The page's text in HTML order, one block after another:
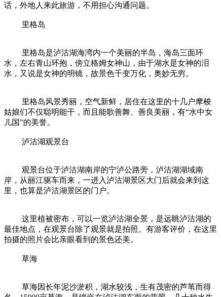
话，外地人来此旅游，不用担心沟通问题。
里格岛
里格岛是泸沽湖海湾内一个美丽的半岛，海岛三面环
水，左右青山环抱，傍立格姆女神山，由于湖水是女神的泪
水，又说是女神的明镜，故景色千变万化，奥妙无穷。
里格岛风景秀丽，空气新鲜，居住在这里的十几户摩梭
姑娘们不仅聪明能干，而且能歌善舞、善良美丽，有“水中女
儿国”的美誉。
泸沽湖观景台
观景台位于泸沽湖南岸的宁泸公路旁，泸沽湖湖域南
岸，从丽江驱车而来，一进入泸沽湖景区大门后就会来到这
里，也算是泸沽湖景区的门户。
这里植被密布，可以一览泸沽湖全景，是远眺泸沽湖的
最佳地点，在观景台除了观景就是拍照。有游客评价，在这里
拍摄的照片会比亲眼看到的景色还美。
草海
草海因长年泥沙淤积，湖水较浅，生有茂密的芦苇而得